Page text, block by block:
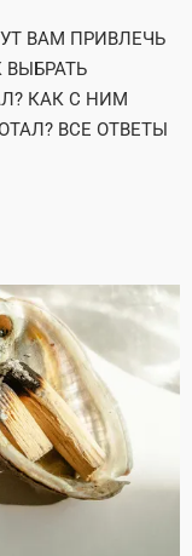
ВАМ ПРИВЛЕЧЬ
КАК С НИМ
ВСЕ ОТВЕТЫ